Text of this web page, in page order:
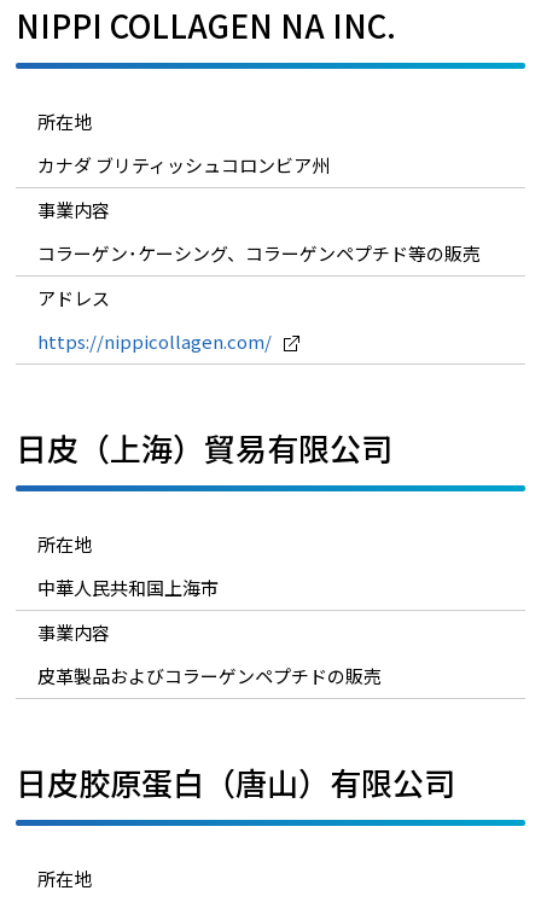
NIPPI COLLAGEN NA INC.
所在地
カナダ ブリティッシュコロンビア州
事業内容
コラーゲン･ケーシング、コラーゲンペプチド等の販売
アドレス
https://nippicollagen.com/
日皮（上海）貿易有限公司
所在地
中華人民共和国上海市
事業内容
皮革製品およびコラーゲンペプチドの販売
日皮胶原蛋白（唐山）有限公司
所在地